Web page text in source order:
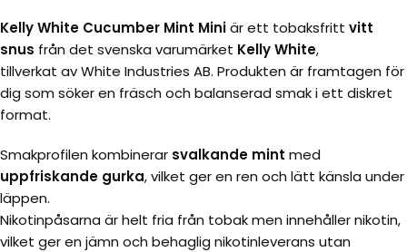
Kelly White Cucumber Mint Miniär ett tobaksfritt vitt
snus från det svenska varumärket Kelly White,
tillverkat av White Industries AB. Produkten är framtagen för
dig som söker en fräsch och balanserad smak i ett diskret
format.
Smakprofilen kombinerar svalkande mint med
uppfriskande gurka, vilket ger en ren och lätt känsla under
läppen.
Nikotinpåsarna är helt fria från tobak men innehåller nikotin,
vilket ger en jämn och behaglig nikotinleverans utan